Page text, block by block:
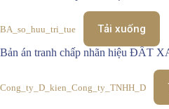
BA_so_huu_tri_tue Tải xuống
Bản án tranh chấp nhãn hiệu ĐẤT
Cong_ty_D_kien_Cong_ty_TNHH_D